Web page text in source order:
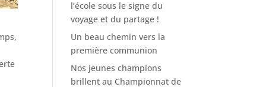
l’école sous le signe du
voyage et du partage !
Un beau chemin vers la
première communion
Nos jeunes champions
brillent au Championnat de